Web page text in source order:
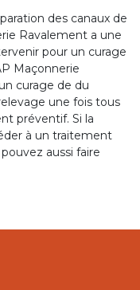
des canaux de
Ravalement a une
pour un curage
Maçonnerie
curage de du
une fois tous
préventif. Si la
à un traitement
aussi faire